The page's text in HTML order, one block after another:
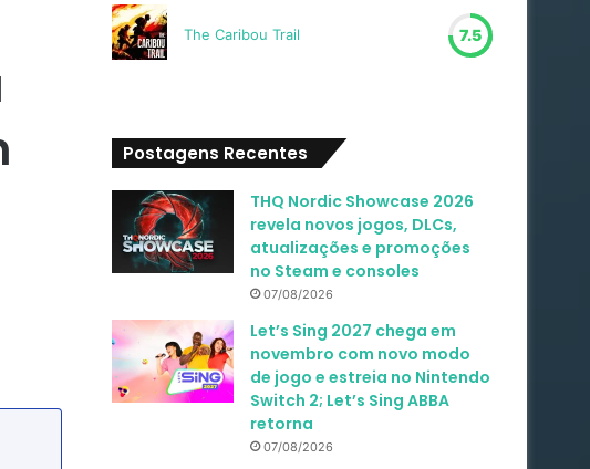
The Caribou Trail 7.5
Postagens Recentes
THQ Nordic Showcase 2026
revela novos jogos, DLCs,
atualizações e promoções
no Steam e consoles
07/08/2026
Let’s Sing 2027 chega em
novembro com novo modo
de jogo e estreia no Nintendo
Switch 2; Let’s Sing ABBA
retorna
07/08/2026